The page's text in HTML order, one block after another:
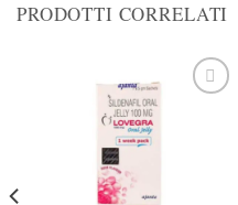
PRODOTTI CORRELATI